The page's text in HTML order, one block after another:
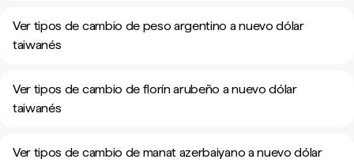
Ver tipos de cambio de peso argentino a nuevo dólar
taiwanés
Ver tipos de cambio de florín arubeño a nuevo dólar
taiwanés
Ver tipos de cambio de manat azerbaiyano a nuevo dólar